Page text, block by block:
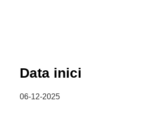
Data inici
06-12-2025